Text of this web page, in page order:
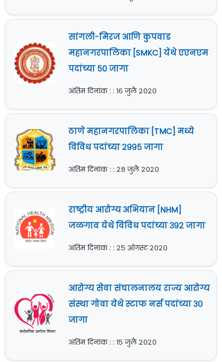
सांगली-मिरज आणि कुपवाड
महानगरपालिका [SMKC] येथे एएनएम
पदांच्या ५० जागा
अंतिम दिनांक : : १६ जुलै २०२०
ठाणे महानगरपालिका [TMC] मध्ये
विविध पदांच्या २९९५ जागा
अंतिम दिनांक : : २८ जुलै २०२०
राष्ट्रीय आरोग्य अभियान [NHM]
जळगाव येथे विविध पदांच्या ३९२ जागा
अंतिम दिनांक : : २५ ऑगस्ट २०२०
आरोग्य सेवा संचालनालय राज्य आरोग्य
संस्था गोवा येथे स्टाफ नर्स पदांच्या ३०
जागा
अंतिम दिनांक : : १५ जुलै २०२०